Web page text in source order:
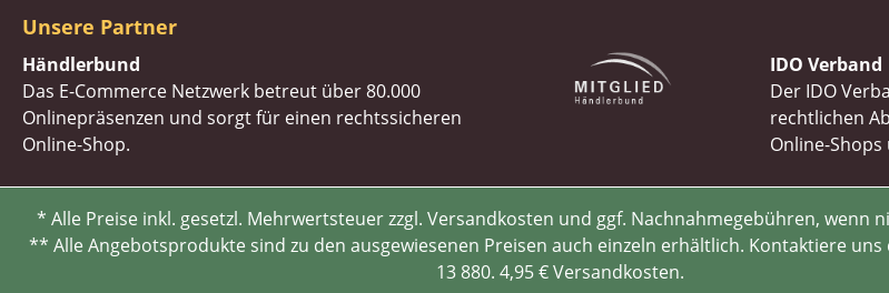
Unsere Partner
Händlerbund
Das E-Commerce Netzwerk betreut über 80.000
Onlinepräsenzen und sorgt für einen rechtssicheren
Online-Shop.
IDO Verband
Der IDO
rechtlichen
Online-
* Alle Preise inkl. gesetzl. Mehrwertsteuer zzgl. Versandkosten und ggf. Nachnahmegebühren, wenn
** Alle Angebotsprodukte sind zu den ausgewiesenen Preisen auch einzeln erhältlich. Kontaktiere uns
13 880. 4,95 € Versandkosten.